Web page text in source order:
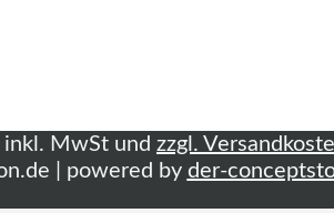
MwSt und zzgl.
| powered by der-